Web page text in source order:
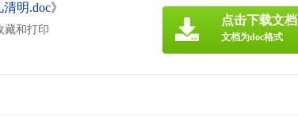
明.doc》
藏和打印
点击下载文档
文档为doc格式